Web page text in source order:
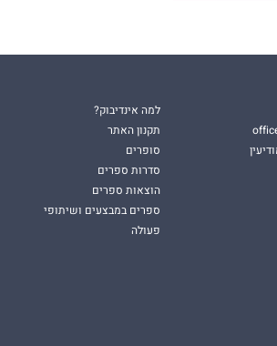
למה אינדיבוק?
תקנון האתר
סופרים
סדרות ספרים
הוצאות ספרים
ספרים במבצעים ושיתופי
פעולה